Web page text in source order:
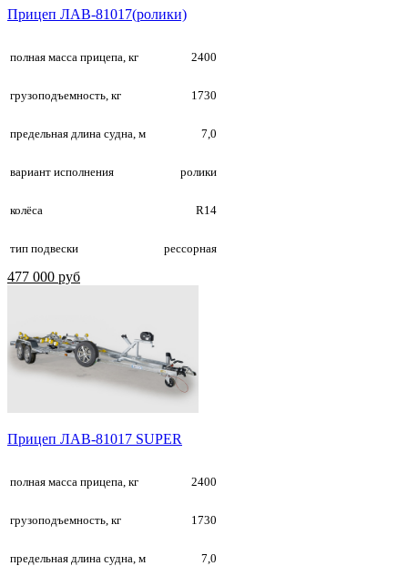
Прицеп ЛАВ-81017(ролики)
полная масса прицепа, кг 2400
грузоподъемность, кг 1730
предельная длина судна, м 7,0
вариант исполнения ролики
колёса R14
тип подвески рессорная
477 000 руб
Прицеп ЛАВ-81017 SUPER
полная масса прицепа, кг 2400
грузоподъемность, кг 1730
предельная длина судна, м 7,0